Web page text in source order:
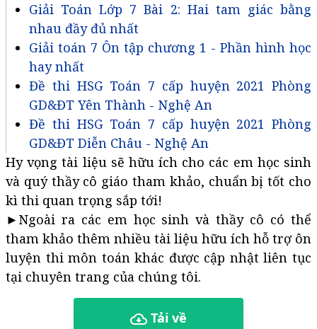
Giải Toán Lớp 7 Bài 2: Hai tam giác bằng
nhau đầy đủ nhất
Giải toán 7 Ôn tập chương 1 - Phần hình học
hay nhất
Đề thi HSG Toán 7 cấp huyện 2021 Phòng
GD&ĐT Yên Thành - Nghệ An
Đề thi HSG Toán 7 cấp huyện 2021 Phòng
GD&ĐT Diễn Châu - Nghệ An
Hy vọng tài liệu sẽ hữu ích cho các em học sinh
và quý thầy cô giáo tham khảo, chuẩn bị tốt cho
kì thi quan trọng sắp tới!
►Ngoài ra các em học sinh và thầy cô có thể
tham khảo thêm nhiều tài liệu hữu ích hỗ trợ ôn
luyện thi môn toán khác được cập nhật liên tục
tại chuyên trang của chúng tôi.
Tải về